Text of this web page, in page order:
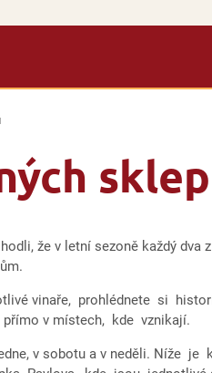
že v letní sezoně každý dva
vinaře, prohlédnete si
přímo v místech, kde vznikají.
v sobotu a v neděli. Níže je